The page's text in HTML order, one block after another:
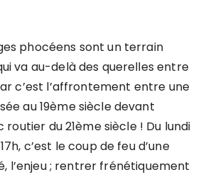
phocéens sont un terrain
va au-delà des querelles entre
c’est l’affrontement entre une
au 19ème siècle devant
du 21ème siècle ! Du lundi
c’est le coup de feu d’une
l’enjeu ; rentrer frénétiquement